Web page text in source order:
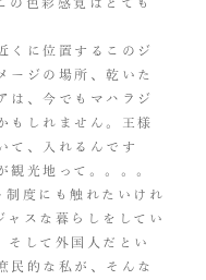
の色彩感覚はとても
くに位置するこのジ
ージの場所、乾いた
は、今でもマハラジ
もしれません。王様
て、入れるんです
観光地って。。。。
制度にも触れたいけれ
ャスな暮らしをしてい
そして外国人だとい
民的な私が、そんな